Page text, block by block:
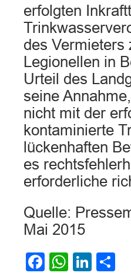
erfolgten
des Vermieters
Legionellen in
Urteil des
seine
nicht mit der
kontaminierte
lückenhaften
es
erforderliche
Quelle:
Mai 2015
Facebook